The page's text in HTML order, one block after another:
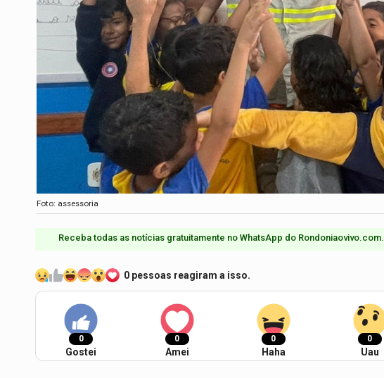
Foto: assessoria
Receba todas as notícias gratuitamente no WhatsApp do Rondoniaovivo.com.​
0 pessoas reagiram a isso.
0
Gostei
0
Amei
0
Haha
0
Uau